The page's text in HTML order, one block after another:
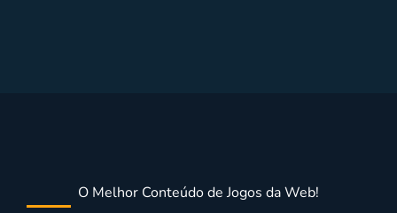
O Melhor Conteúdo de Jogos da Web!